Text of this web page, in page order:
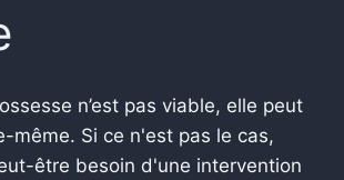
n’est pas viable, elle peut
même. Si ce n'est pas le cas,
être besoin d'une intervention